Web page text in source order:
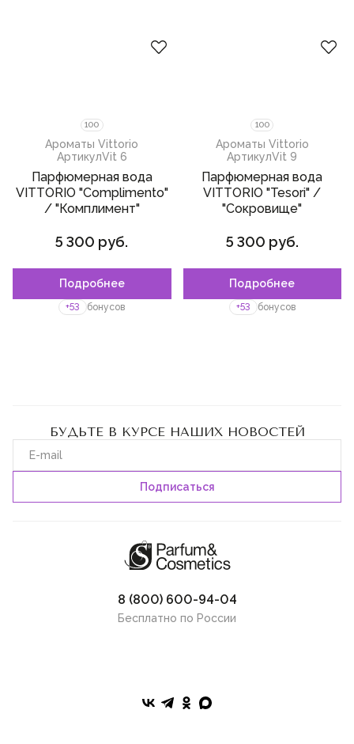
100
Ароматы Vittorio
АртикулVit 6
Парфюмерная вода
VITTORIO "Complimento"
/ "Комплимент"
5 300 руб.
Подробнее
+53 бонусов
100
Ароматы Vittorio
АртикулVit 9
Парфюмерная вода
VITTORIO "Tesori" /
"Сокровище"
5 300 руб.
Подробнее
+53 бонусов
БУДЬТЕ В КУРСЕ НАШИХ НОВОСТЕЙ
8 (800) 600-94-04
Бесплатно по России